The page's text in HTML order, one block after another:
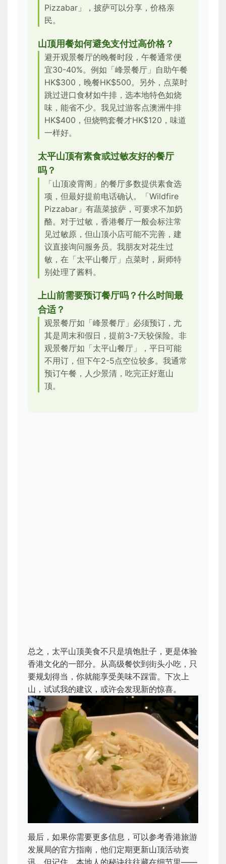
Pizzabar」，披萨可以分享，价格亲
民。
山顶用餐如何避免支付过高价格？
避开观景餐厅的晚餐时段，午餐通常便
宜30-40%。例如「峰景餐厅」自助午餐
HK$300，晚餐HK$500。另外，点菜时
跳过进口食材如牛排，选本地特色如烧
味，能省不少。我见过游客点澳洲牛排
HK$400，但烧鸭套餐才HK$120，味道
一样好。
太平山顶有素食或过敏友好的餐厅
吗？
「山顶凌霄阁」的餐厅多数提供素食选
项，但最好提前电话确认。「Wildfire
Pizzabar」有蔬菜披萨，可要求不加奶
酪。对于过敏，香港餐厅一般会标注常
见过敏原，但山顶小店可能不完善，建
议直接询问服务员。我朋友对花生过
敏，在「太平山餐厅」点菜时，厨师特
别处理了酱料。
上山前需要预订餐厅吗？什么时间最
合适？
观景餐厅如「峰景餐厅」必须预订，尤
其是周末和假日，提前3-7天较保险。非
观景餐厅如「太平山餐厅」，平日可能
不用订，但下午2-5点空位较多。我通常
预订午餐，人少景清，吃完正好逛山
顶。
总之，太平山顶美食不只是填饱肚子，更是体验
香港文化的一部分。从高级餐饮到街头小吃，只
要规划得当，你就能享受美味不踩雷。下次上
山，试试我的建议，或许会发现新的惊喜。
最后，如果你需要更多信息，可以参考香港旅游
发展局的官方指南，他们定期更新山顶活动资
讯。但记住，本地人的秘诀往往藏在细节里——